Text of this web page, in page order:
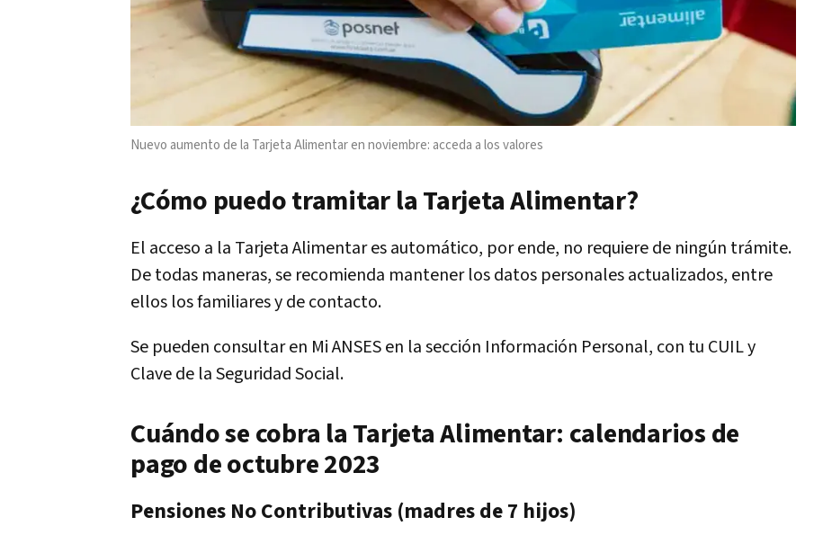
Nuevo aumento de la Tarjeta Alimentar en noviembre: acceda a los valores
¿Cómo puedo tramitar la Tarjeta Alimentar?
El acceso a la Tarjeta Alimentar es automático, por ende, no requiere de ningún trámite.
De todas maneras, se recomienda mantener los datos personales actualizados, entre
ellos los familiares y de contacto.
Se pueden consultar en Mi ANSES en la sección Información Personal, con tu CUIL y
Clave de la Seguridad Social.
Cuándo se cobra la Tarjeta Alimentar: calendarios de
pago de octubre 2023
Pensiones No Contributivas (madres de 7 hijos)